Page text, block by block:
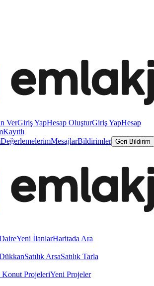
VerGiriş YapHesap OluşturGiriş YapHesap
Kayıtlı
DeğerlemelerimMesajlarBildirimler Geri Bildirim
Yeni İlanlarHaritada Ara
Satılık ArsaSatılık Tarla
ProjeleriYeni Projeler